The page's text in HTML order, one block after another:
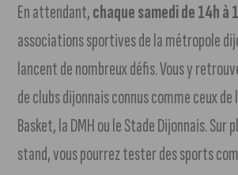
En attendant,chaque samedi de 14h à
associations sportives de la métropole
lancent de nombreux défis. Vous y
de clubs dijonnais connus comme ceux de
Basket, la DMH ou le Stade Dijonnais. Sur
stand, vous pourrez tester des sports